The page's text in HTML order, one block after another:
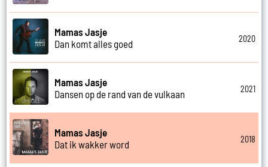
Mamas Jasje
Dan komt alles goed
2020
Mamas Jasje
Dansen op de rand van de vulkaan
2021
Mamas Jasje
Dat ik wakker word
2018